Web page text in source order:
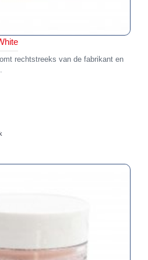
rechtstreeks van de fabrikant en